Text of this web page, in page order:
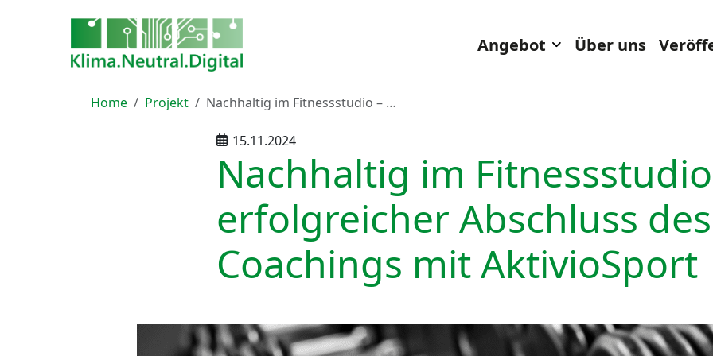
Angebot Toggle Dropdown
Über uns
Home Projekt Nachhaltig im Fitnessstudio – …
15.11.2024
Nachhaltig im
erfolgreicher Abschluss
Coachings mit AktivioSport